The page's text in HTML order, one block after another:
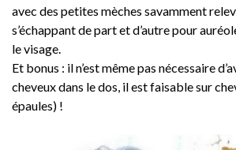
avec des petites mèches savamment
s’échappant de part et d’autre pour
le visage.
Et bonus : il n’est même pas nécessaire
cheveux dans le dos, il est faisable sur
épaules) !